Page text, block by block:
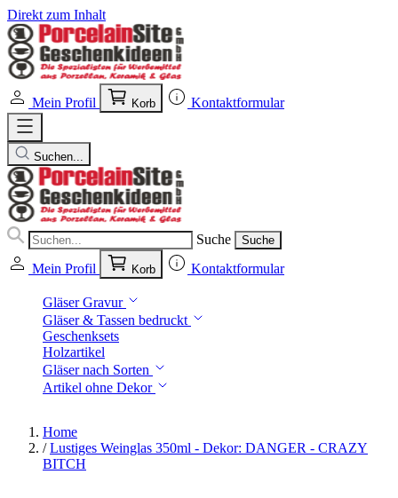
Direkt zum Inhalt
Mein Profil Korb Kontaktformular
Suchen...
Suche Suche
Mein Profil Korb Kontaktformular
Gläser Gravur
Gläser & Tassen bedruckt
Geschenksets
Holzartikel
Gläser nach Sorten
Artikel ohne Dekor
Home
/ Lustiges Weinglas 350ml - Dekor: DANGER - CRAZY
BITCH